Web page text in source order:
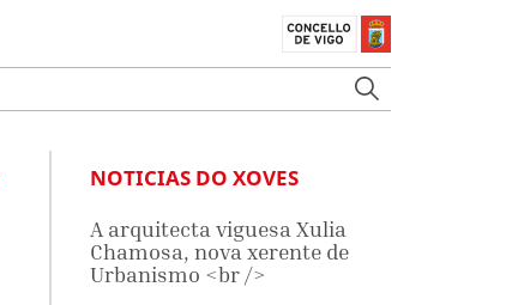
NOTICIAS DO XOVES
A arquitecta viguesa Xulia
Chamosa, nova xerente de
Urbanismo <br />